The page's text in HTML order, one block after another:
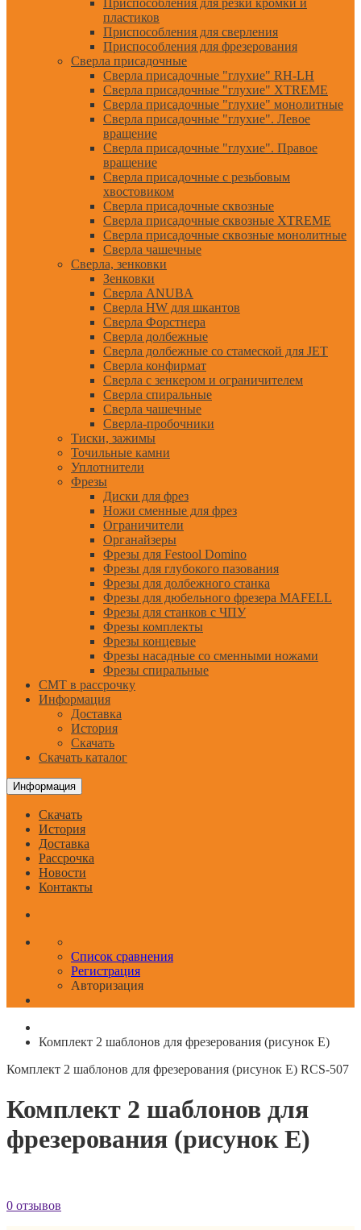
Приспособления для резки кромки и
пластиков
Приспособления для сверления
Приспособления для фрезерования
Сверла присадочные
Сверла присадочные "глухие" RH-LH
Сверла присадочные "глухие" XTREME
Сверла присадочные "глухие" монолитные
Сверла присадочные "глухие". Левое
вращение
Сверла присадочные "глухие". Правое
вращение
Сверла присадочные с резьбовым
хвостовиком
Сверла присадочные сквозные
Сверла присадочные сквозные XTREME
Сверла присадочные сквозные монолитные
Сверла чашечные
Сверла, зенковки
Зенковки
Сверла ANUBA
Сверла HW для шкантов
Сверла Форстнера
Сверла долбежные
Сверла долбежные со стамеской для JET
Сверла конфирмат
Сверла с зенкером и ограничителем
Сверла спиральные
Сверла чашечные
Сверла-пробочники
Тиски, зажимы
Точильные камни
Уплотнители
Фрезы
Диски для фрез
Ножи сменные для фрез
Ограничители
Органайзеры
Фрезы для Festool Domino
Фрезы для глубокого пазования
Фрезы для долбежного станка
Фрезы для дюбельного фрезера MAFELL
Фрезы для станков с ЧПУ
Фрезы комплекты
Фрезы концевые
Фрезы насадные со сменными ножами
Фрезы спиральные
CMT в рассрочку
Информация
Доставка
История
Скачать
Скачать каталог
Информация
Скачать
История
Доставка
Рассрочка
Новости
Контакты
Список сравнения
Регистрация
Авторизация
Комплект 2 шаблонов для фрезерования (рисунок E)
Комплект 2 шаблонов для фрезерования (рисунок E) RCS-507
Комплект 2 шаблонов для
фрезерования (рисунок E)
0 отзывов